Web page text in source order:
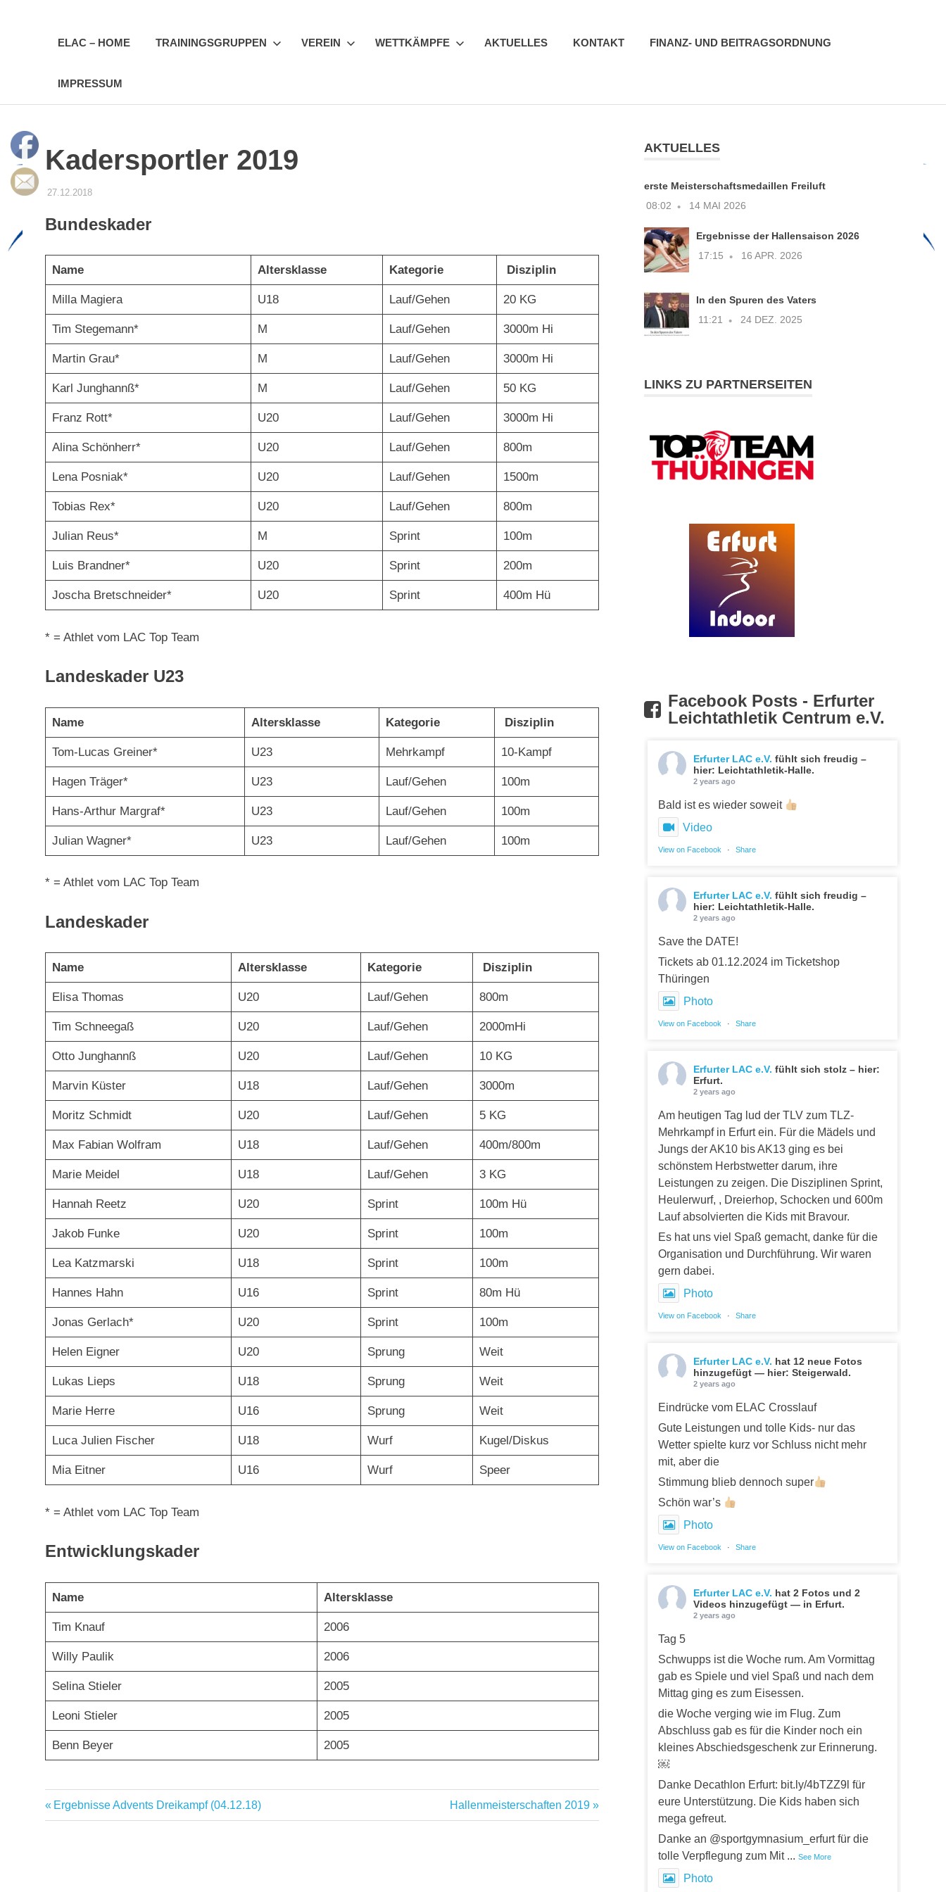
Erfurter
e.V.
ELAC – HOME TRAININGSGRUPPEN VEREIN WETTKÄMPFE AKTUELLES KONTAKT FINANZ- UND BEITRAGSORDNUNG
IMPRESSUM
Kadersportler 2019
27.12.2018ADMIN
ATHLETEN MIT KADERSTATUS
Bundeskader
Name Altersklasse Kategorie Disziplin
Milla Magiera U18 Lauf/Gehen 20 KG
Tim Stegemann* M Lauf/Gehen 3000m Hi
Martin Grau* M Lauf/Gehen 3000m Hi
Karl Junghannß* M Lauf/Gehen 50 KG
Franz Rott* U20 Lauf/Gehen 3000m Hi
Alina Schönherr* U20 Lauf/Gehen 800m
Lena Posniak* U20 Lauf/Gehen 1500m
Tobias Rex* U20 Lauf/Gehen 800m
Julian Reus* M Sprint 100m
Luis Brandner* U20 Sprint 200m
Joscha Bretschneider* U20 Sprint 400m Hü
* = Athlet vom LAC Top Team
Landeskader U23
Name Altersklasse Kategorie Disziplin
Tom-Lucas Greiner* U23 Mehrkampf 10-Kampf
Hagen Träger* U23 Lauf/Gehen 100m
Hans-Arthur Margraf* U23 Lauf/Gehen 100m
Julian Wagner* U23 Lauf/Gehen 100m
* = Athlet vom LAC Top Team
Landeskader
Name Altersklasse Kategorie Disziplin
Elisa Thomas U20 Lauf/Gehen 800m
Tim Schneegaß U20 Lauf/Gehen 2000mHi
Otto Junghannß U20 Lauf/Gehen 10 KG
Marvin Küster U18 Lauf/Gehen 3000m
Moritz Schmidt U20 Lauf/Gehen 5 KG
Max Fabian Wolfram U18 Lauf/Gehen 400m/800m
Marie Meidel U18 Lauf/Gehen 3 KG
Hannah Reetz U20 Sprint 100m Hü
Jakob Funke U20 Sprint 100m
Lea Katzmarski U18 Sprint 100m
Hannes Hahn U16 Sprint 80m Hü
Jonas Gerlach* U20 Sprint 100m
Helen Eigner U20 Sprung Weit
Lukas Lieps U18 Sprung Weit
Marie Herre U16 Sprung Weit
Luca Julien Fischer U18 Wurf Kugel/Diskus
Mia Eitner U16 Wurf Speer
* = Athlet vom LAC Top Team
Entwicklungskader
Name Altersklasse
Tim Knauf 2006
Willy Paulik 2006
Selina Stieler 2005
Leoni Stieler 2005
Benn Beyer 2005
Beitragsnavigation
Vorheriger
Beitrag:
Ergebnisse Advents Dreikampf (04.12.18)
Nächster
Beitrag:
Hallenmeisterschaften 2019
AKTUELLES
erste Meisterschaftsmedaillen Freiluft
08:02 14 MAI 2026
Ergebnisse der Hallensaison 2026
17:15 16 APR. 2026
In den Spuren des Vaters
11:21 24 DEZ. 2025
LINKS ZU PARTNERSEITEN
Facebook Posts - Erfurter
Leichtathletik Centrum e.V.
Erfurter LAC e.V. fühlt sich freudig –
hier: Leichtathletik-Halle.
2 years ago
Bald ist es wieder soweit
Video
View on Facebook · Share
Erfurter LAC e.V. fühlt sich freudig –
hier: Leichtathletik-Halle.
2 years ago
Save the DATE!
Tickets ab 01.12.2024 im Ticketshop
Thüringen
Photo
View on Facebook · Share
Erfurter LAC e.V. fühlt sich stolz – hier:
Erfurt.
2 years ago
Am heutigen Tag lud der TLV zum TLZ-
Mehrkampf in Erfurt ein. Für die Mädels und
Jungs der AK10 bis AK13 ging es bei
schönstem Herbstwetter darum, ihre
Leistungen zu zeigen. Die Disziplinen Sprint,
Heulerwurf, , Dreierhop, Schocken und 600m
Lauf absolvierten die Kids mit Bravour.
Es hat uns viel Spaß gemacht, danke für die
Organisation und Durchführung. Wir waren
gern dabei.
Photo
View on Facebook · Share
Erfurter LAC e.V. hat 12 neue Fotos
hinzugefügt — hier: Steigerwald.
2 years ago
Eindrücke vom ELAC Crosslauf
Gute Leistungen und tolle Kids- nur das
Wetter spielte kurz vor Schluss nicht mehr
mit, aber die
Stimmung blieb dennoch super
Schön war’s
Photo
View on Facebook · Share
Erfurter LAC e.V. hat 2 Fotos und 2
Videos hinzugefügt — in Erfurt.
2 years ago
Tag 5
Schwupps ist die Woche rum. Am Vormittag
gab es Spiele und viel Spaß und nach dem
Mittag ging es zum Eisessen.
die Woche verging wie im Flug. Zum
Abschluss gab es für die Kinder noch ein
kleines Abschiedsgeschenk zur Erinnerung.
￼
Danke Decathlon Erfurt: bit.ly/4bTZZ9l für
eure Unterstützung. Die Kids haben sich
mega gefreut.
Danke an @sportgymnasium_erfurt für die
tolle Verpflegung zum Mit ...See More
Photo